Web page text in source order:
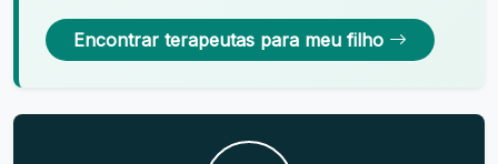
Encontrar terapeutas para meu filho